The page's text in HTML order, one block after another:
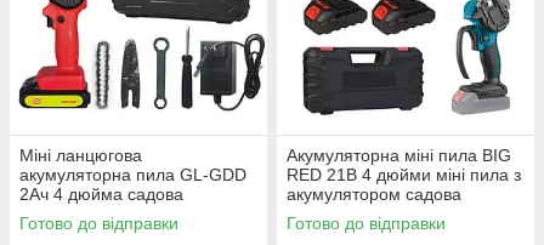
Міні ланцюгова
акумуляторна пила GL-GDD
2Aч 4 дюйма садова
електропила акумуляторна
пила для садових робіт
Готово до відправки
Акумуляторна міні пила BIG
RED 21В 4 дюйми міні пила з
акумулятором садова
електропила акумуляторна
Готово до відправки